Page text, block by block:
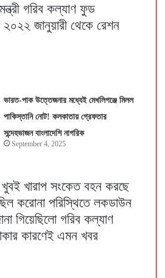
গরিব কল্যাণ ফুড
২০২২ জানুয়ারী থেকে রেশন
ভারত-পাক উত্তেজনার মধ্যেই মেখলিগঞ্জে মিলল
পাকিস্তানি নোট! কলকাতায় গ্রেফতার
সন্দেহভাজন বাংলাদেশি নাগরিক
September 4, 2025
খারাপ সংকেত বহন করছে
করোনা পরিস্থিতে লকডাউন
গিয়েছিলো গরিব কল্যাণ
কারণেই এমন খবর